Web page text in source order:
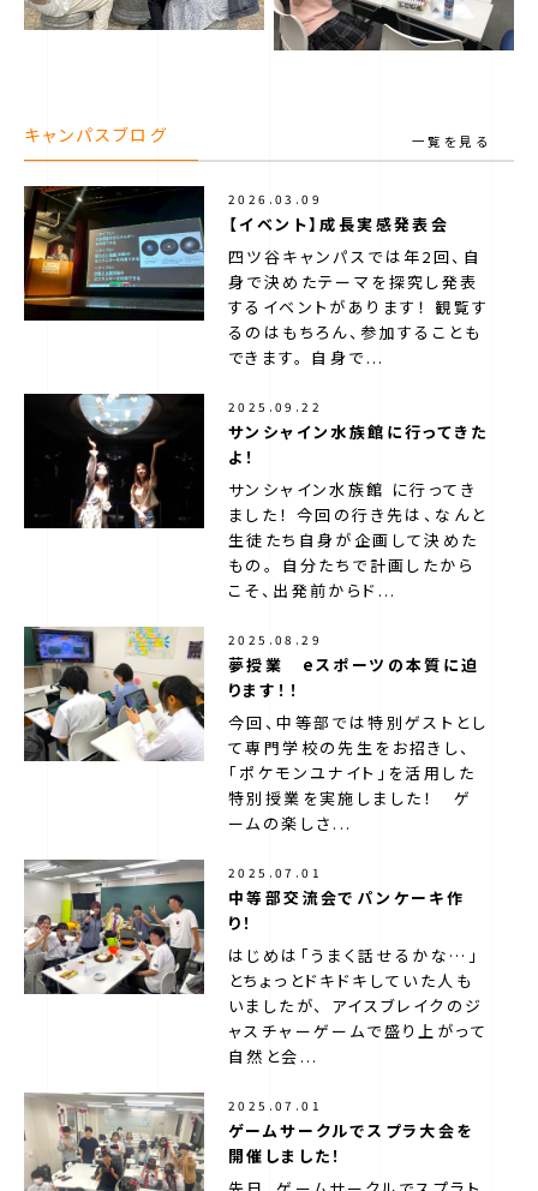
第一学院中等部について
第一学院中等部のサポート
最寄りのキャンパス（ご相談窓口）
よくある質問
キャンパスブログ 一覧を見る
2026.03.09
【イベント】成長実感発表会
四ツ谷キャンパスでは年2回、自
身で決めたテーマを探究し発表
するイベントがあります！ 観覧す
るのはもちろん、参加することも
できます。 自身で...
2025.09.22
サンシャイン水族館に行ってきた
よ！
サンシャイン水族館 に行ってき
ました！ 今回の行き先は、なんと
生徒たち自身が企画して決めた
もの。 自分たちで計画したから
こそ、出発前からド...
2025.08.29
夢授業 eスポーツの本質に迫
ります！！
今回、中等部では特別ゲストとし
て専門学校の先生をお招きし、
「ポケモンユナイト」を活用した
特別授業を実施しました！ ゲ
ームの楽しさ...
2025.07.01
中等部交流会でパンケーキ作
り！
はじめは「うまく話せるかな…」
とちょっとドキドキしていた人も
いましたが、 アイスブレイクのジ
ャスチャーゲームで盛り上がって
自然と会...
2025.07.01
ゲームサークルでスプラ大会を
開催しました！